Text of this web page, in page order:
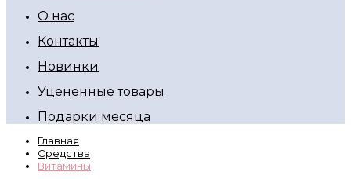
О нас
Контакты
Новинки
Уцененные товары
Подарки месяца
Главная
Средства
Витамины